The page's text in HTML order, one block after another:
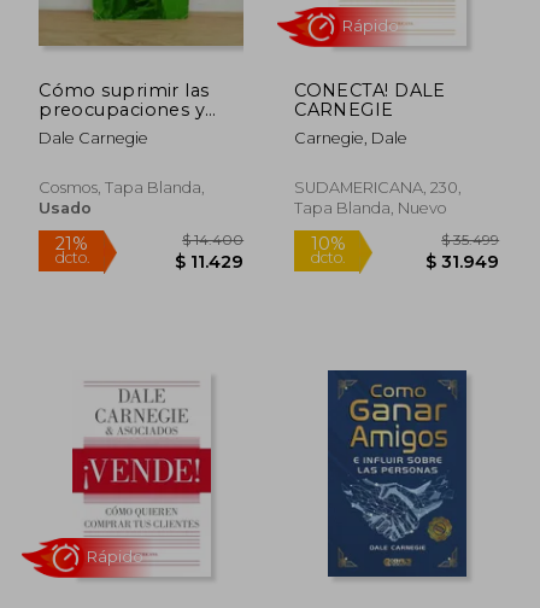
21%
dcto. $ 9.286
10%
dcto.
Cómo suprimir las
preocupaciones y
disfrutar de la vida
Dale Carnegie
Cosmos, Tapa Blanda,
Usado
CONECTA! DALE
CARNEGIE
Carnegie, Dale
SUDAMERICANA, 230,
Tapa Blanda, Nuevo